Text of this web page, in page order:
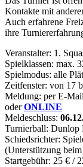
Kontakte mit
Auch erfahrene
ihre
Veranstalter: 1.
Spielklassen: max.
Spielmodus: alle
Zeitfenster: von 17
Meldung: per E-
oderONLINE
Meldeschluss: 06
Turnierball: Dunlop
Schiedsrichter:
(Unterstützung
Startgebühr: 25 € /